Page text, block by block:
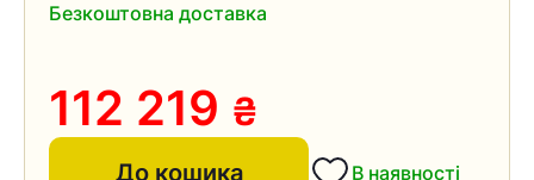
Безкоштовна доставка
112 219 ₴
До кошика В наявності